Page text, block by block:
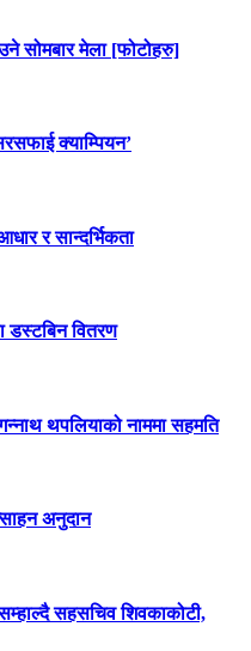
सोमबार मेला [फोटोहरु]
क्याम्पियन’
र सान्दर्भिकता
डस्टबिन वितरण
थपलियाको नाममा सहमति
अनुदान
सहसचिव शिवकाकोटी,